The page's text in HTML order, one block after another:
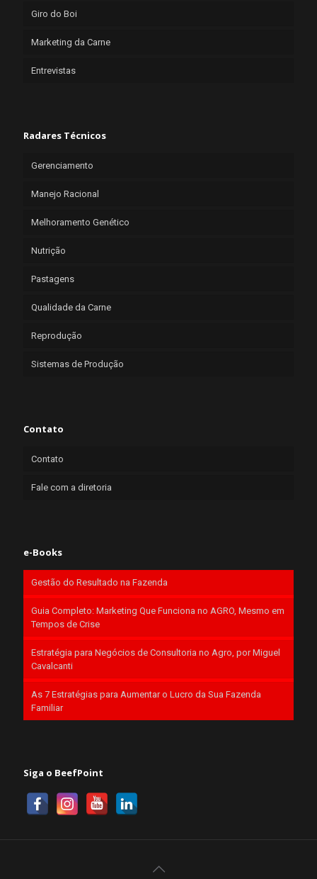
Giro do Boi
Marketing da Carne
Entrevistas
Radares Técnicos
Gerenciamento
Manejo Racional
Melhoramento Genético
Nutrição
Pastagens
Qualidade da Carne
Reprodução
Sistemas de Produção
Contato
Contato
Fale com a diretoria
e-Books
Gestão do Resultado na Fazenda
Guia Completo: Marketing Que Funciona no AGRO, Mesmo em
Tempos de Crise
Estratégia para Negócios de Consultoria no Agro, por Miguel
Cavalcanti
As 7 Estratégias para Aumentar o Lucro da Sua Fazenda
Familiar
Siga o BeefPoint